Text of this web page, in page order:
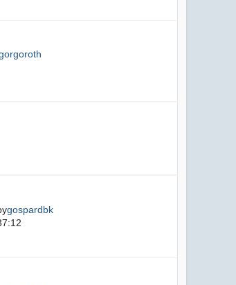
gospardbk